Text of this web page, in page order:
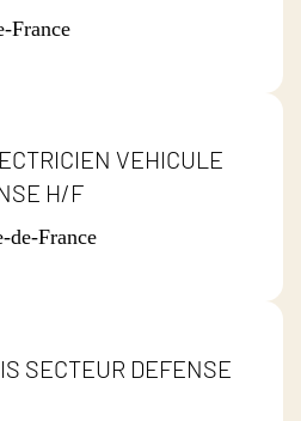
France
VEHICULE
H/F
de-France
SECTEUR DEFENSE